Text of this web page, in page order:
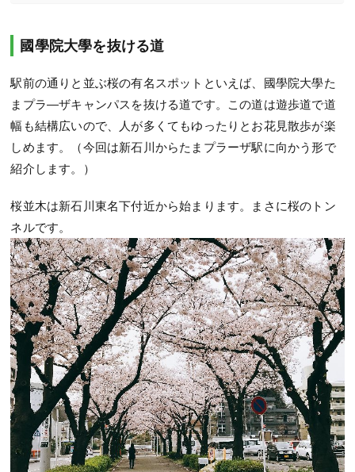
國學院大學を抜ける道
駅前の通りと並ぶ桜の有名スポットといえば、國學院大學た
まプラ―ザキャンパスを抜ける道です。この道は遊歩道で道
幅も結構広いので、人が多くてもゆったりとお花見散歩が楽
しめます。（今回は新石川からたまプラーザ駅に向かう形で
紹介します。）
桜並木は新石川東名下付近から始まります。まさに桜のトン
ネルです。